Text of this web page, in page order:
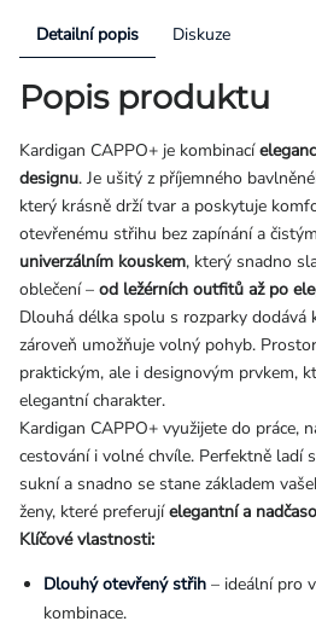
Detailní popis Diskuze
Popis produktu
Kardigan CAPPO+ je kombinací
designu. Je ušitý z příjemného
který krásně drží tvar a poskytuje
otevřenému střihu bez zapínání a
univerzálním kouskem, který snadno
oblečení – od ležérních outfitů až po
Dlouhá délka spolu s rozparky dodává
zároveň umožňuje volný pohyb.
praktickým, ale i designovým prvkem,
elegantní charakter.
Kardigan CAPPO+ využijete do práce,
cestování i volné chvíle. Perfektně ladí
sukní a snadno se stane základem
ženy, které preferujíelegantní a
Klíčové vlastnosti:
Dlouhý otevřený střih – ideální pro
kombinace.